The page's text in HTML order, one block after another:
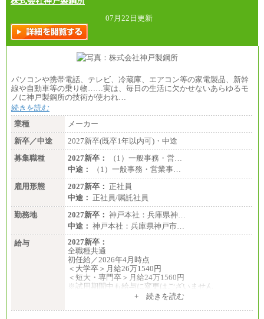
07月22日更新
パソコンや携帯電話、テレビ、冷蔵庫、エアコン等の家電製品、新幹
線や自動車等の乗り物……実は、毎日の生活に欠かせないあらゆるモ
ノに神戸製鋼所の技術が使われ…
続きを読む
業種
メーカー
新卒／中途
2027新卒(既卒1年以内可)・中途
募集職種
2027新卒：
（1）一般事務・営…
中途：
（1）一般事務・営業事…
雇用形態
2027新卒： 正社員
中途： 正社員/嘱託社員
勤務地
2027新卒： 神戸本社：兵庫県神…
中途： 神戸本社：兵庫県神戸市…
給与
2027新卒：
全職種共通
初任給／2026年4月時点
＜大学卒＞月給26万1540円
＜短大・専門卒＞月給24万1560円
※試用期間中も給与に変更はございません
月給24万円～
+ 続きを読む